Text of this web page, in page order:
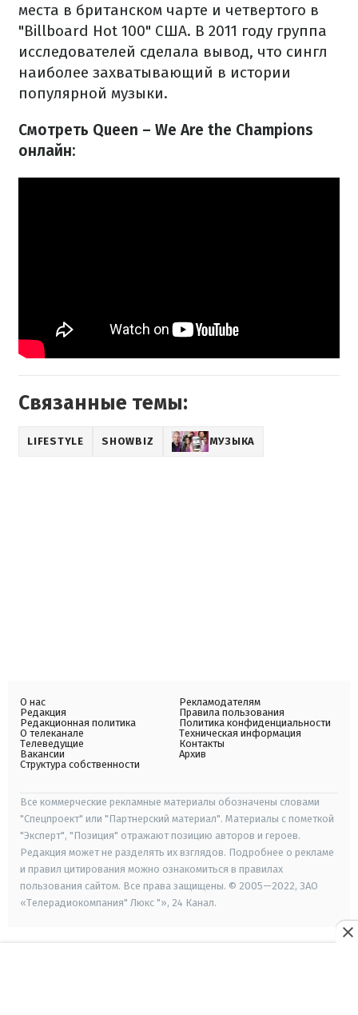
места в британском чарте и четвертого в
"Billboard Hot 100" США. В 2011 году группа
исследователей сделала вывод, что сингл
наиболее захватывающий в истории
популярной музыки.
Смотреть Queen – We Are the Champions
онлайн:
Связанные темы:
LIFESTYLE SHOWBIZ МУЗЫКА
О нас
Редакция
Редакционная политика
О телеканале
Телеведущие
Вакансии
Структура собственности
Рекламодателям
Правила пользования
Политика конфиденциальности
Техническая информация
Контакты
Архив
Все коммерческие рекламные материалы обозначены словами
"Спецпроект" или "Партнерский материал". Материалы с пометкой
"Эксперт", "Позиция" отражают позицию авторов и героев.
Редакция может не разделять их взглядов. Подробнее о рекламе
и правил цитирования можно ознакомиться в правилах
пользования сайтом. Все права защищены. © 2005—2022, ЗАО
«Телерадиокомпания" Люкс "», 24 Канал.